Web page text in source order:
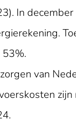
In
53%.
van